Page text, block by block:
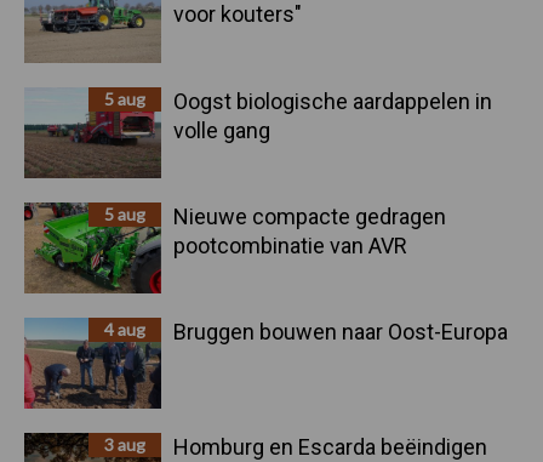
voor kouters"
5 aug
Oogst biologische aardappelen in
volle gang
5 aug
Nieuwe compacte gedragen
pootcombinatie van AVR
4 aug Bruggen bouwen naar Oost-Europa
3 aug
Homburg en Escarda beëindigen